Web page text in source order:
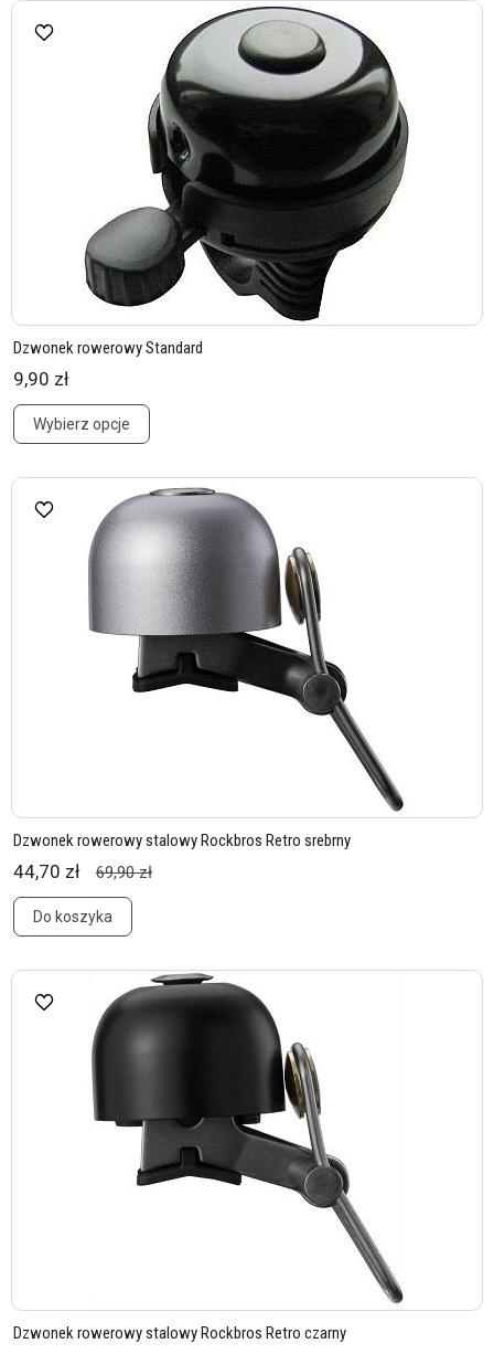
Dzwonek rowerowy Standard
9,90 zł
Wybierz opcje
Dzwonek rowerowy stalowy Rockbros Retro srebrny
44,70 zł 69,90 zł
Do koszyka
Dzwonek rowerowy stalowy Rockbros Retro czarny